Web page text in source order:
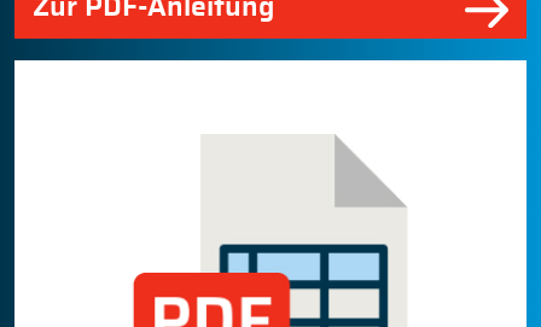
Zur PDF-Anleitung